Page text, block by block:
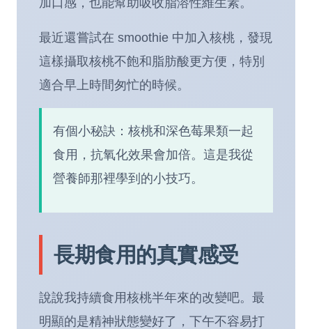
加口感，也能幫助吸收脂溶性維生素。
最近還嘗試在 smoothie 中加入核桃，發現
這樣攝取核桃不飽和脂肪酸更方便，特別
適合早上時間匆忙的時候。
有個小秘訣：核桃和深色莓果類一起
食用，抗氧化效果會加倍。這是我從
營養師那裡學到的小技巧。
長期食用的真實感受
說說我持續食用核桃半年來的改變吧。最
明顯的是精神狀態變好了，下午不容易打